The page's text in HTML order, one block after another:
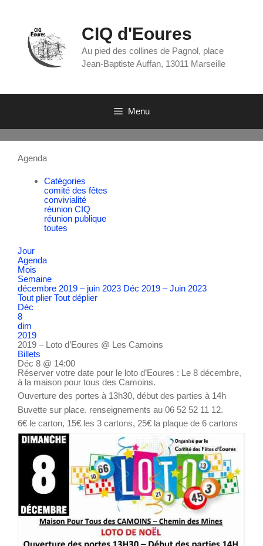
CIQ d'Eoures
Au pied des collines de Pagnol, place
Jean-Baptiste Auffan, 13011 Marseille
Menu
Agenda
Catégories
comité des fêtes
convivialité
réunion CIQ
réunion publique
toutes
Jour
Agenda
Mois
Semaine
décembre 2019 – juin 2023 Déc 2019 – Juin 2023
Tout plier Tout déplier
Déc
8
dim
2019
2019 – Loto d’Eoures @ Les Camoins
Billets
Déc 8 @ 14:00
Réserver votre date pour le loto d’Eoures : Le 8 décembre,
à la maison pour tous des Camoins.
Ouverture des portes à 13h30, début des parties à 14h
Buvette sur place. renseignements au 06 52 52 11 12.
6€ le carton, 15€ les 3 cartons, 25€ la plaque de 6 cartons